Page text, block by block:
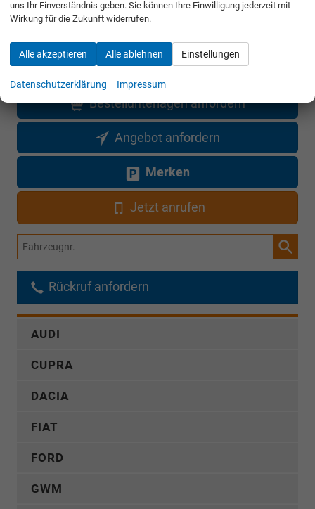
Gesamtpreis 30.380,– €
incl. 19% MwSt. und den Kosten für Überführung und Kfz-Brief
Bestellunterlagen anfordern
Angebot anfordern
Merken
Jetzt anrufen
Fahrzeugnr.
Rückruf anfordern
AUDI
CUPRA
DACIA
FIAT
FORD
GWM
uns Ihr Einverständnis geben. Sie können Ihre Einwilligung jederzeit mit
Wirkung für die Zukunft widerrufen.
Alle akzeptieren Alle ablehnen Einstellungen
Datenschutzerklärung Impressum